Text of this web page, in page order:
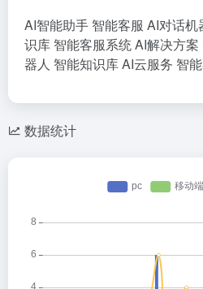
AI智能助手 智能客服 AI对话机
识库 智能客服系统AI解决方案
器人 智能知识库AI云服务 智
数据统计